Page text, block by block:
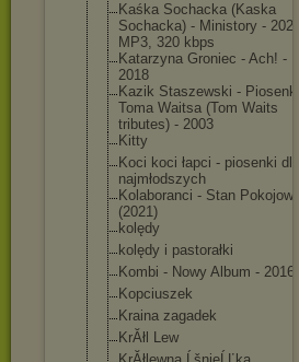
Kaśka Sochacka (Kaska
Sochacka) - Ministory - 2021,
MP3, 320 kbps
Katarzyna Groniec - Ach! -
2018
Kazik Staszewski - Piosenki
Toma Waitsa (Tom Waits
tributes) - 2003
Kitty
Koci koci łapci - piosenki dla
najmłodszych
Kolaboranci - Stan Pokojowy
(2021)
kolędy
kolędy i pastorałki
Kombi - Nowy Album - 2016
Kopciuszek
Kraina zagadek
KrĂłl Lew